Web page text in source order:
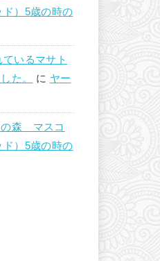
ド）5歳の時の
ているマサト
た。
に ヤー
の森 マスコ
ド）5歳の時の